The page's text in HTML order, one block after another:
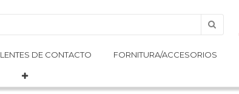
LENTES DE CONTACTO FORNITURA/ACCESORIOS
LENTES DE CONTACTO FORNITURA/ACCESORIOS